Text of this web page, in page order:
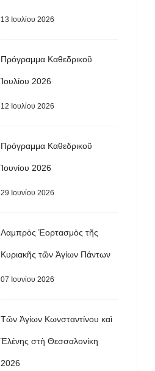
13 Ιουλίου 2026
Πρόγραμμα Καθεδρικοῦ
Ἰουλίου 2026
12 Ιουλίου 2026
Πρόγραμμα Καθεδρικοῦ
Ἰουνίου 2026
29 Ιουνίου 2026
Λαμπρὸς Ἑορτασμὸς τῆς
Κυριακῆς τῶν Ἁγίων Πάντων
07 Ιουνίου 2026
Τῶν Ἁγίων Κωνσταντίνου καὶ
Ἑλένης στὴ Θεσσαλονίκη
2026